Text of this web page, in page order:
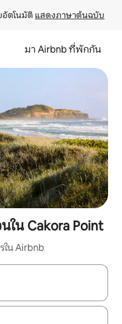
อัตโนมัติ แสดงภาษาต้นฉบับ
มา Airbnb ที่พักกัน
น Cakora Point
น Airbnb
ปัด เพื่อสำรวจผลการค้นหา